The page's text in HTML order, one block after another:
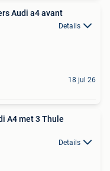
Audi a4 avant
Details
18 jul 26
A4 met 3 Thule
Details